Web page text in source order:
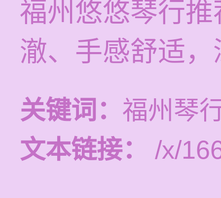
福州悠悠琴行推
澈、手感舒适
关键词： 福州琴
文本链接：
/x/